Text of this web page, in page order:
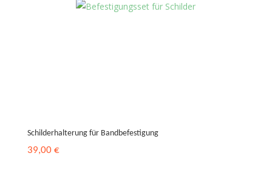
Schilderhalterung für Bandbefestigung
39,00 €